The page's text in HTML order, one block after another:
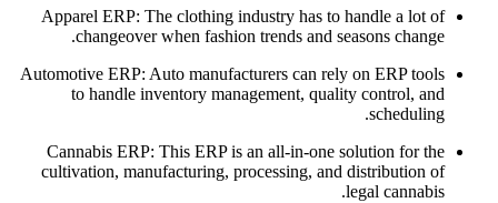
Apparel ERP: The clothing industry has to handle a lot of
changeover when fashion trends and seasons change.
Automotive ERP: Auto manufacturers can rely on ERP tools
to handle inventory management, quality control, and
scheduling.
Cannabis ERP: This ERP is an all-in-one solution for the
cultivation, manufacturing, processing, and distribution of
legal cannabis.